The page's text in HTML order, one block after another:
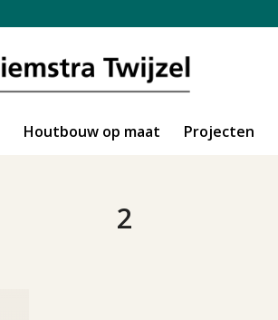
Houtbouw op maat Projecten
2